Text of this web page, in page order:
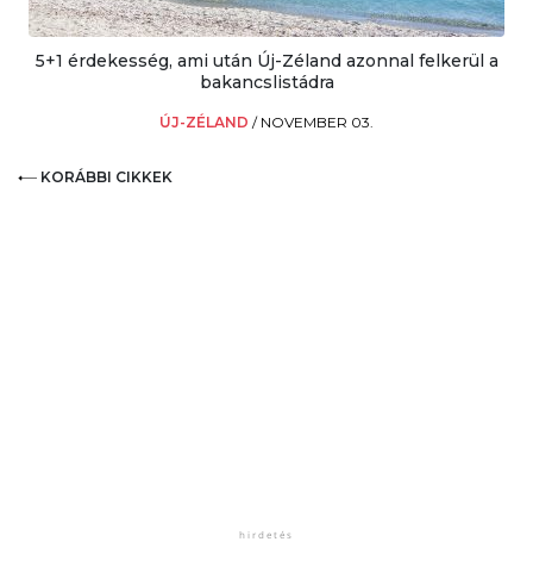
5+1 érdekesség, ami után Új-Zéland azonnal felkerül a
bakancslistádra
ÚJ-ZÉLAND / NOVEMBER 03.
KORÁBBI CIKKEK